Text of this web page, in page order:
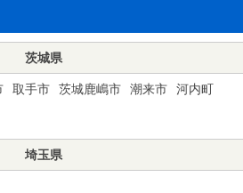
茨城県
取手市 茨城鹿嶋市 潮来市
河内町
埼玉県